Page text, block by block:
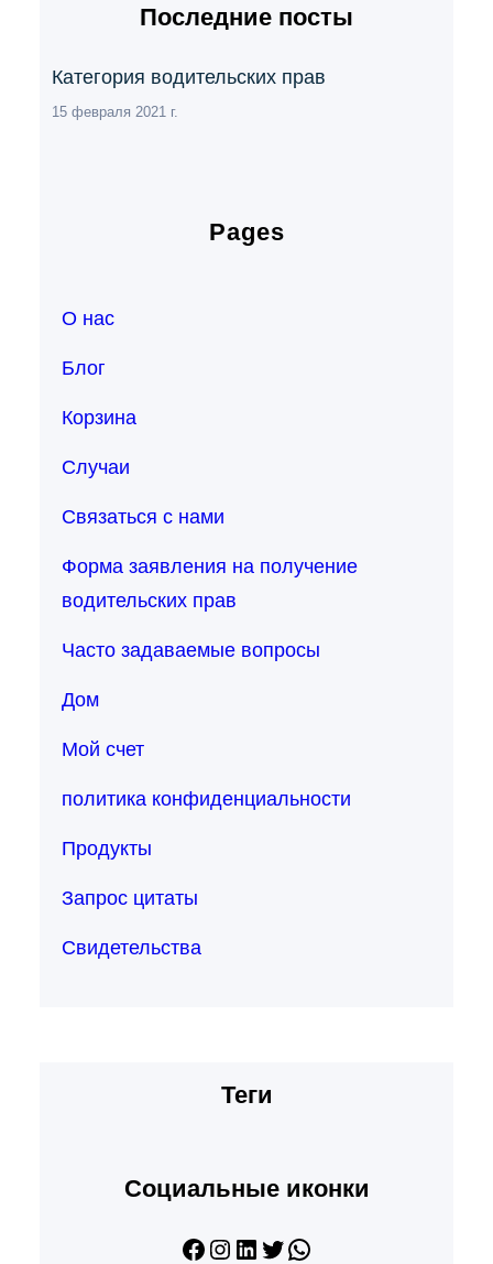
Последние посты
Категория водительских прав
15 февраля 2021 г.
Pages
О нас
Блог
Корзина
Случаи
Связаться с нами
Форма заявления на получение
водительских прав
Часто задаваемые вопросы
Дом
Мой счет
политика конфиденциальности
Продукты
Запрос цитаты
Свидетельства
Теги
Социальные иконки
Facebook Instagram LinkedIn Twitter WhatsApp